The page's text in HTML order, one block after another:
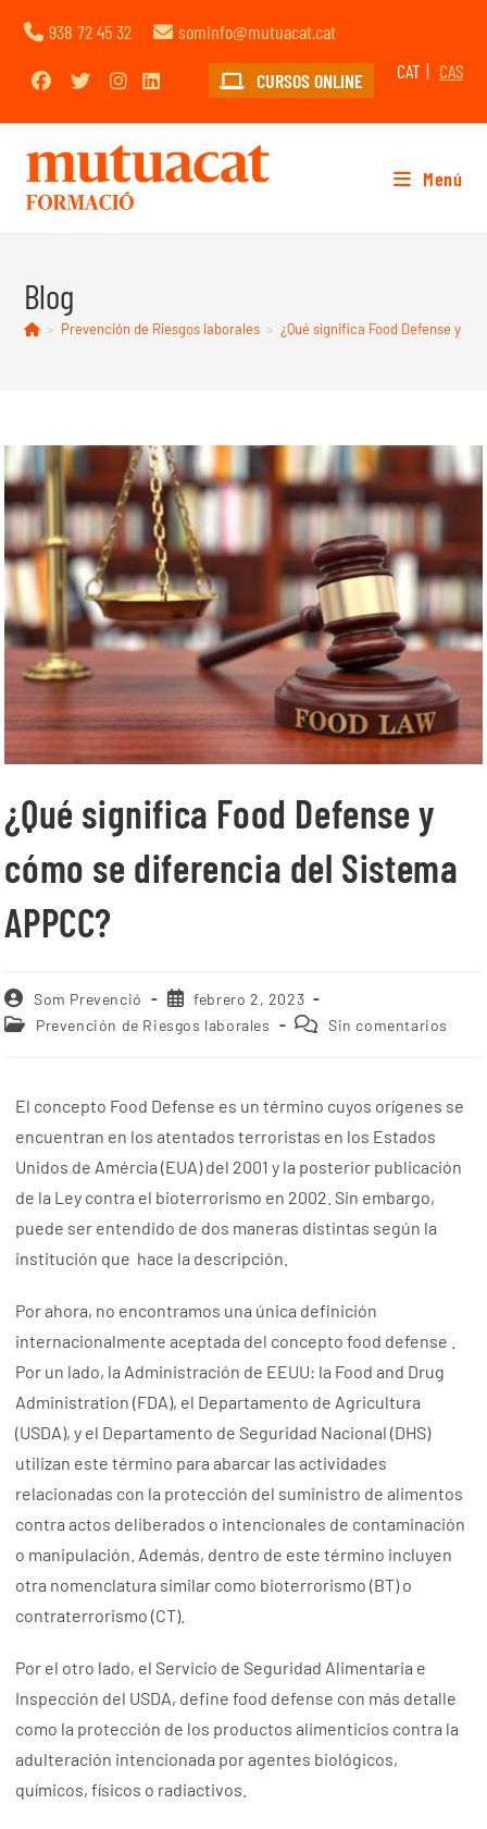
938 72 45 32
sominfo@mutuacat.cat
CAT
CAS
CURSOS ONLINE
Menú
Blog
> Prevención de Riesgos laborales > ¿Qué significa Food Defense y
¿Qué significa Food Defense y
cómo se diferencia del Sistema
APPCC?
Som Prevenció
febrero 2, 2023
Prevención de Riesgos laborales
Sin comentarios
El concepto Food Defense es un término cuyos orígenes se
encuentran en los atentados terroristas en los Estados
Unidos de Amércia (EUA) del 2001 y la posterior publicación
de la Ley contra el bioterrorismo en 2002. Sin embargo,
puede ser entendido de dos maneras distintas según la
institución que hace la descripción.
Por ahora, no encontramos una única definición
internacionalmente aceptada del concepto food defense .
Por un lado, la Administración de EEUU: la Food and Drug
Administration (FDA), el Departamento de Agricultura
(USDA), y el Departamento de Seguridad Nacional (DHS)
utilizan este término para abarcar las actividades
relacionadas con la protección del suministro de alimentos
contra actos deliberados o intencionales de contaminación
o manipulación. Además, dentro de este término incluyen
otra nomenclatura similar como bioterrorismo (BT) o
contraterrorismo (CT).
Por el otro lado, el Servicio de Seguridad Alimentaria e
Inspección del USDA, define food defense con más detalle
como la protección de los productos alimenticios contra la
adulteración intencionada por agentes biológicos,
químicos, físicos o radiactivos.